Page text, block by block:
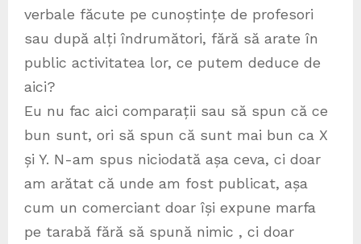
verbale făcute pe cunoștințe de profesori
sau după alți îndrumători, fără să arate în
public activitatea lor, ce putem deduce de
aici?
Eu nu fac aici comparații sau să spun că ce
bun sunt, ori să spun că sunt mai bun ca X
și Y. N-am spus niciodată așa ceva, ci doar
am arătat că unde am fost publicat, așa
cum un comerciant doar își expune marfa
pe tarabă fără să spună nimic , ci doar